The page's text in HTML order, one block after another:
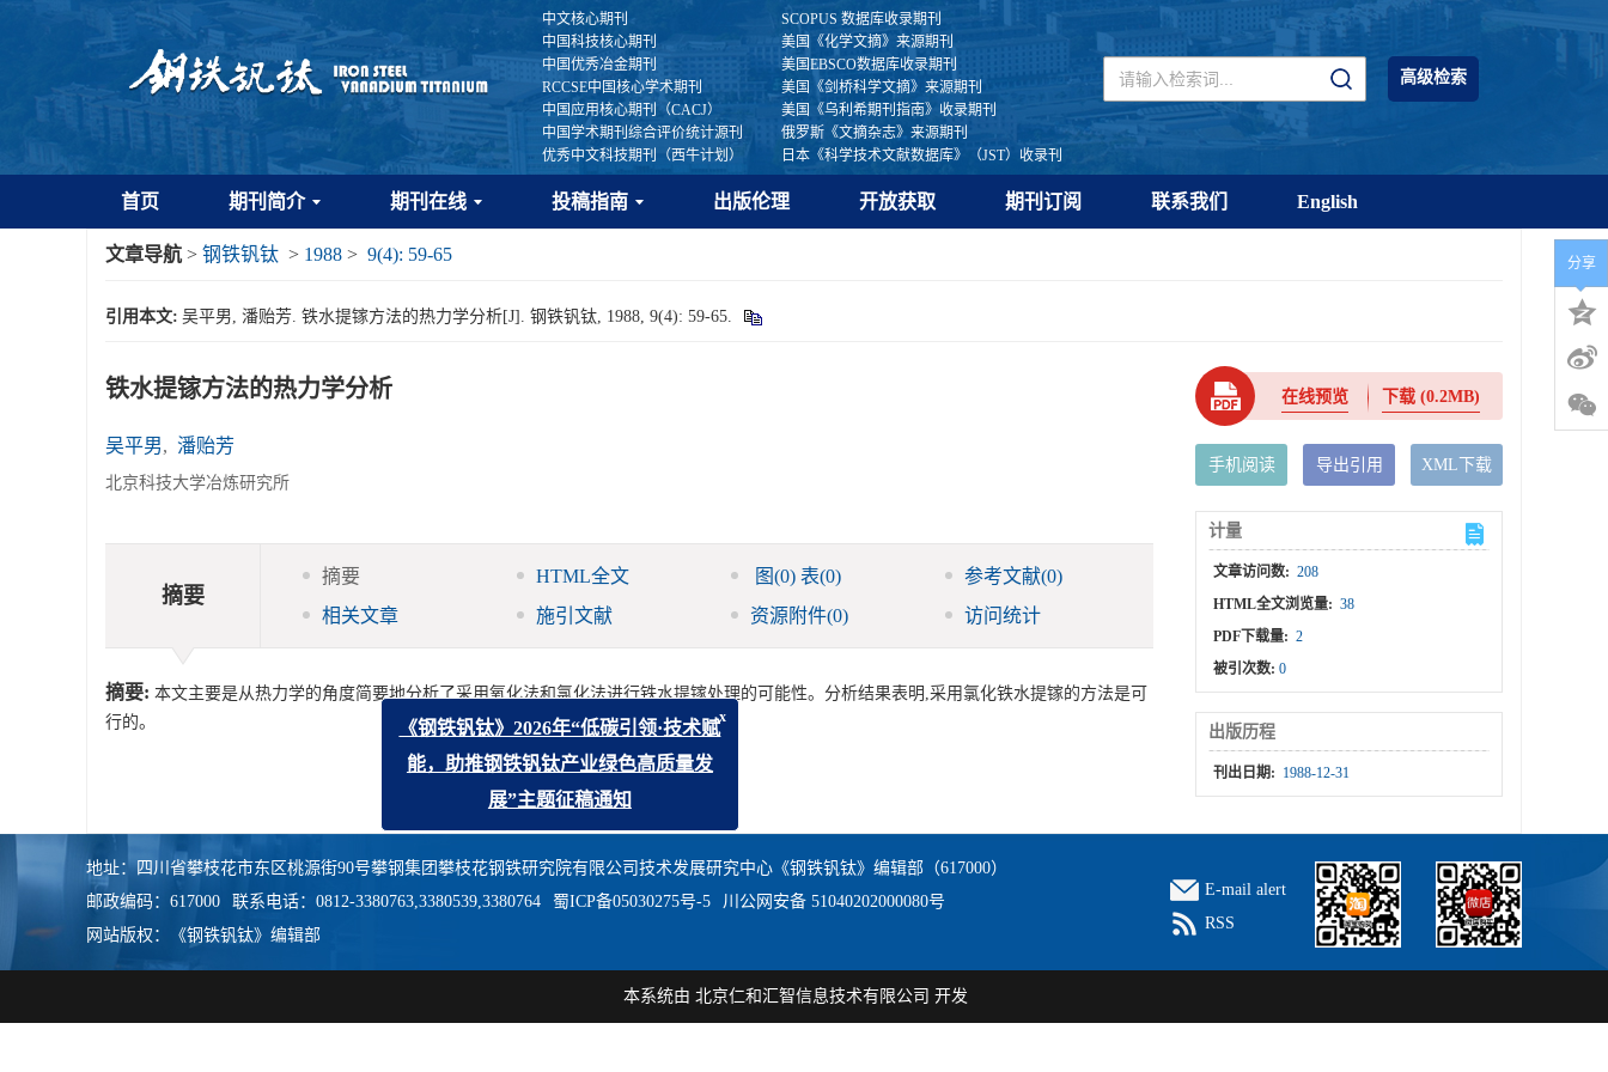
中文核心期刊
SCOPUS 数据库收录期刊
中国科技核心期刊
美国《化学文摘》来源期刊
中国优秀冶金期刊
美国EBSCO数据库收录期刊
RCCSE中国核心学术期刊
美国《剑桥科学文摘》来源期刊
中国应用核心期刊（CACJ）
美国《乌利希期刊指南》收录期刊
中国学术期刊综合评价统计源刊
俄罗斯《文摘杂志》来源期刊
优秀中文科技期刊（西牛计划）
日本《科学技术文献数据库》（JST）收录刊
高级检索
首页 期刊简介 期刊在线 投稿指南 出版伦理 开放获取 期刊订阅 联系我们 English
文章导航 > 钢铁钒钛 > 1988 > 9(4): 59-65
引用本文: 吴平男, 潘贻芳. 铁水提镓方法的热力学分析[J]. 钢铁钒钛, 1988, 9(4): 59-65.
铁水提镓方法的热力学分析
吴平男, 潘贻芳
北京科技大学冶炼研究所
摘要
摘要 HTML全文 图(0) 表(0) 参考文献(0)
相关文章
施引文献 资源附件(0) 访问统计
摘要: 本文主要是从热力学的角度简要地分析了采用氧化法和氯化法进行铁水提镓处理的可能性。分析结果表明,采用氯化铁水提镓的方法是可
行的。
在线预览 下载(0.2MB)
手机阅读 导出引用 XML下载
计量
文章访问数: 208
HTML全文浏览量: 38
PDF下载量: 2
被引次数:0
出版历程
刊出日期: 1988-12-31
分享
地址：四川省攀枝花市东区桃源街90号攀钢集团攀枝花钢铁研究院有限公司技术发展研究中心《钢铁钒钛》编辑部（617000）
邮政编码：617000
联系电话：0812-3380763,3380539,3380764 蜀ICP备05030275号-5
川公网安备 51040202000080号
网站版权：《钢铁钒钛》编辑部
E-mail alert
RSS
本系统由 北京仁和汇智信息技术有限公司 开发
x
《钢铁钒钛》2026年“低碳引领·技术赋
能，助推钢铁钒钛产业绿色高质量发